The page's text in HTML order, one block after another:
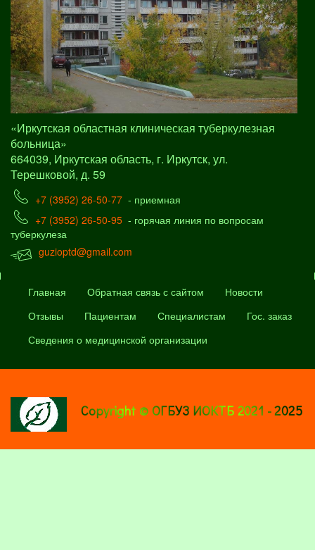
«Иркутская областная клиническая туберкулезная
больница»
664039, Иркутская область, г. Иркутск, ул.
Терешковой, д. 59
+7 (3952) 26-50-77 - приемная
+7 (3952) 26-50-95 - горячая линия по вопросам
туберкулеза
guzioptd@gmail.com
Главная Обратная связь с сайтом
Новости
Отзывы
Пациентам Специалистам
Гос. заказ
Сведения о медицинской организации
Copyright © ОГБУЗ ИОКТБ 2021 - 2025